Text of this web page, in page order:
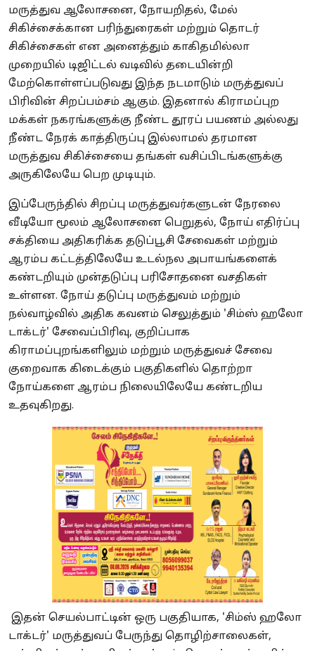
மருத்துவ ஆலோசனை, நோயறிதல், மேல்
சிகிச்சைக்கான பரிந்துரைகள் மற்றும் தொடர்
சிகிச்சைகள் என அனைத்தும் காகிதமில்லா
முறையில் டிஜிட்டல் வடிவில் தடையின்றி
மேற்கொள்ளப்படுவது இந்த நடமாடும் மருத்துவப்
பிரிவின் சிறப்பம்சம் ஆகும். இதனால் கிராமப்புற
மக்கள் நகரங்களுக்கு நீண்ட தூரப் பயணம் அல்லது
நீண்ட நேரக் காத்திருப்பு இல்லாமல் தரமான
மருத்துவ சிகிச்சையை தங்கள் வசிப்பிடங்களுக்கு
அருகிலேயே பெற முடியும்.
இப்பேருந்தில் சிறப்பு மருத்துவர்களுடன் நேரலை
வீடியோ மூலம் ஆலோசனை பெறுதல், நோய் எதிர்ப்பு
சக்தியை அதிகரிக்க தடுப்பூசி சேவைகள் மற்றும்
ஆரம்ப கட்டத்திலேயே உடல்நல அபாயங்களைக்
கண்டறியும் முன்தடுப்பு பரிசோதனை வசதிகள்
உள்ளன. நோய் தடுப்பு மருத்துவம் மற்றும்
நல்வாழ்வில் அதிக கவனம் செலுத்தும் 'சிம்ஸ் ஹலோ
டாக்டர்' சேவைப்பிரிவு, குறிப்பாக
கிராமப்புறங்களிலும் மற்றும் மருத்துவச் சேவை
குறைவாக கிடைக்கும் பகுதிகளில் தொற்றா
நோய்களை ஆரம்ப நிலையிலேயே கண்டறிய
உதவுகிறது.
இதன் செயல்பாட்டின் ஒரு பகுதியாக, 'சிம்ஸ் ஹலோ
டாக்டர்' மருத்துவப் பேருந்து தொழிற்சாலைகள்,